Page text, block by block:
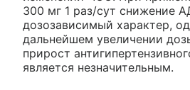
300 мг 1 раз/сут снижение
дозозависимый характер,
дальнейшем увеличении
прирост
является незначительным.